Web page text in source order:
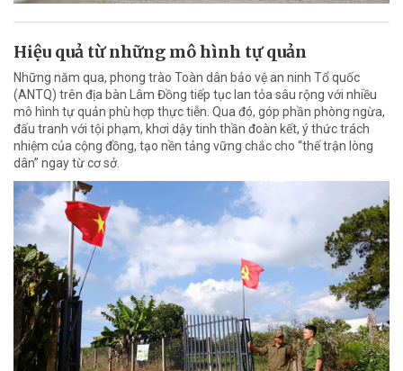
Hiệu quả từ những mô hình tự quản
Những năm qua, phong trào Toàn dân bảo vệ an ninh Tổ quốc
(ANTQ) trên địa bàn Lâm Đồng tiếp tục lan tỏa sâu rộng với nhiều
mô hình tự quản phù hợp thực tiễn. Qua đó, góp phần phòng ngừa,
đấu tranh với tội phạm, khơi dậy tinh thần đoàn kết, ý thức trách
nhiệm của cộng đồng, tạo nền tảng vững chắc cho “thế trận lòng
dân” ngay từ cơ sở.